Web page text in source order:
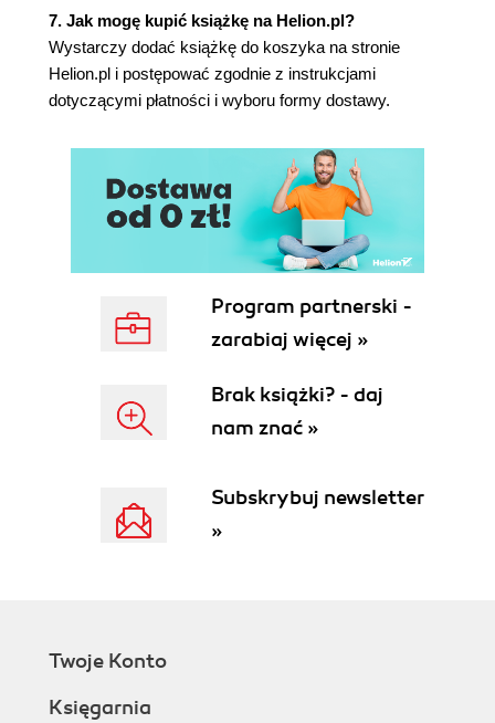
Główne elementy interfejsu Postmana
Podsumowanie
Pytania sprawdzające
Odpowiedzi
NIMI
Co to jest kolekcja i jak z niej korzystać?
Organizowanie zapytań w kolekcjach
Tworzenie nowej kolekcji
Dodawanie zapytań do kolekcji
Tworzenie folderów w kolekcji
Zarządzanie kolekcjami
Podsumowanie
Odpowiedzi
8. TWORZENIE ZAPYTAŃ HTTP
Tworzenie podstawowego zapytania GET
GET w Postmanie?
Dodawanie parametrów i nagłówków
Parametry zapytania (Query Parameters)
PUT - aktualizacja danych
7. Jak mogę kupić książkę na Helion.pl?
Wystarczy dodać książkę do koszyka na stronie
Helion.pl i postępować zgodnie z instrukcjami
dotyczącymi płatności i wyboru formy dostawy.
Program partnerski -
zarabiaj więcej »
Brak książki? - daj
nam znać »
Subskrybuj newsletter
»
Twoje Konto
Księgarnia